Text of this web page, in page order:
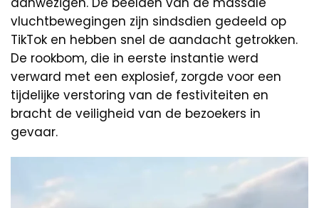
vluchtbewegingen zijn sindsdien gedeeld op
TikTok en hebben snel de aandacht getrokken.
De rookbom, die in eerste instantie werd
verward met een explosief, zorgde voor een
tijdelijke verstoring van de festiviteiten en
bracht de veiligheid van de bezoekers in
gevaar.